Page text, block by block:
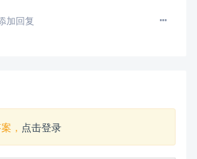
加回复
， 点击登录